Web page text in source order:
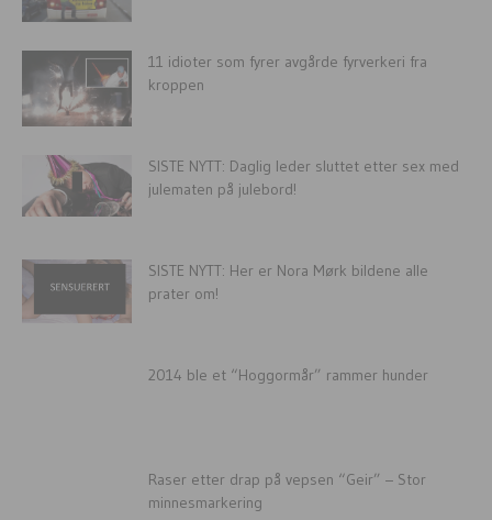
11 idioter som fyrer avgårde fyrverkeri fra
kroppen
SISTE NYTT: Daglig leder sluttet etter sex med
julematen på julebord!
SISTE NYTT: Her er Nora Mørk bildene alle
prater om!
2014 ble et “Hoggormår” rammer hunder
Raser etter drap på vepsen “Geir” – Stor
minnesmarkering